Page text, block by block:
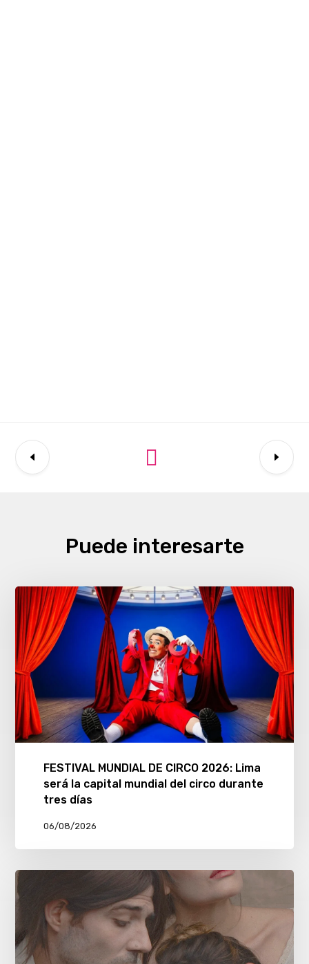
Puede interesarte
FESTIVAL MUNDIAL DE CIRCO 2026: Lima
será la capital mundial del circo durante
tres días
06/08/2026